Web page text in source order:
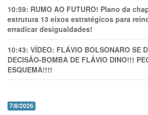
10:59: RUMO AO FUTURO! Plano da
estrutura 13 eixos estratégicos para
erradicar desigualdades!
10:43: VÍDEO: FLÁVIO BOLSONARO SE
DECISÃO-BOMBA DE FLÁVIO DINO!!!
ESQUEMA!!!!
7/8/2026